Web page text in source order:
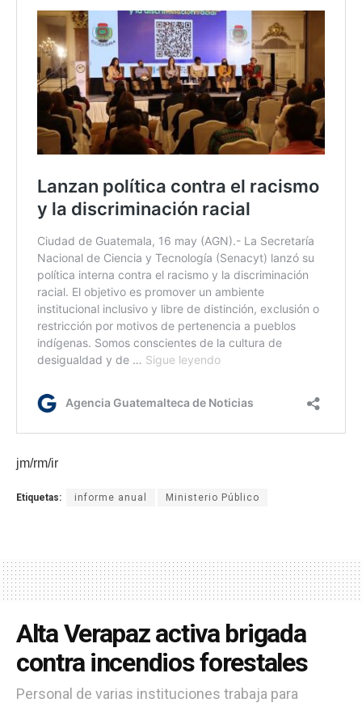
jm/rm/ir
Etiquetas: informe anual Ministerio Público
Alta Verapaz activa brigada
contra incendios forestales
Personal de varias instituciones trabaja para